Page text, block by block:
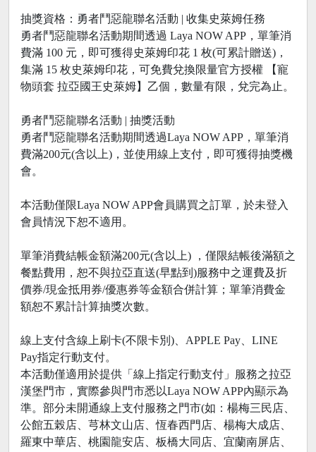
抽獎資格：勇者鬥惡龍聯名活動 | 收集史萊姆任務
勇者鬥惡龍聯名活動期間透過 Laya NOW APP，單筆消
費滿 100 元，即可獲得史萊姆印花 1 枚(可累計贈送)，
集滿 15 枚史萊姆印花，可免費兌換限量官方授權 【寵
物頭套 拉亞國王史萊姆】乙個，數量有限，兌完為止。
勇者鬥惡龍聯名活動 | 抽獎活動
勇者鬥惡龍聯名活動期間透過Laya NOW APP，單筆消
費滿200元(含以上)，並使用線上支付，即可獲得抽獎機
會。
本活動僅限Laya NOW APP會員購買之訂單，於未登入
會員情況下恕不適用。
單筆消費結帳金額滿200元(含以上) ，僅限結帳後滿額之
餐點費用，恕不與拉亞直送(早點到)服務中之運費及折
價券/現金抵用券/優惠券等金額合併計算；單筆消費金
額恕不累計計算抽獎次數。
線上支付含線上刷卡(不限卡別)、APPLE Pay、LINE
Pay指定行動支付。
本活動僅適用於提供「線上指定行動支付」服務之拉亞
漢堡門市，實際參與門市悉以Laya NOW APP內顯示為
準。部分未開通線上支付服務之門市(如：楊梅三民店、
公館五榖店、芎林文山店、恆春西門店、楊梅大成店、
羅東中華店、桃園龍安店、板橋大同店、宜蘭南屏店、